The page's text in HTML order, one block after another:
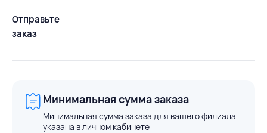
Отправьте
заказ
Минимальная сумма заказа
Минимальная сумма заказа для вашего филиала
указана в личном кабинете